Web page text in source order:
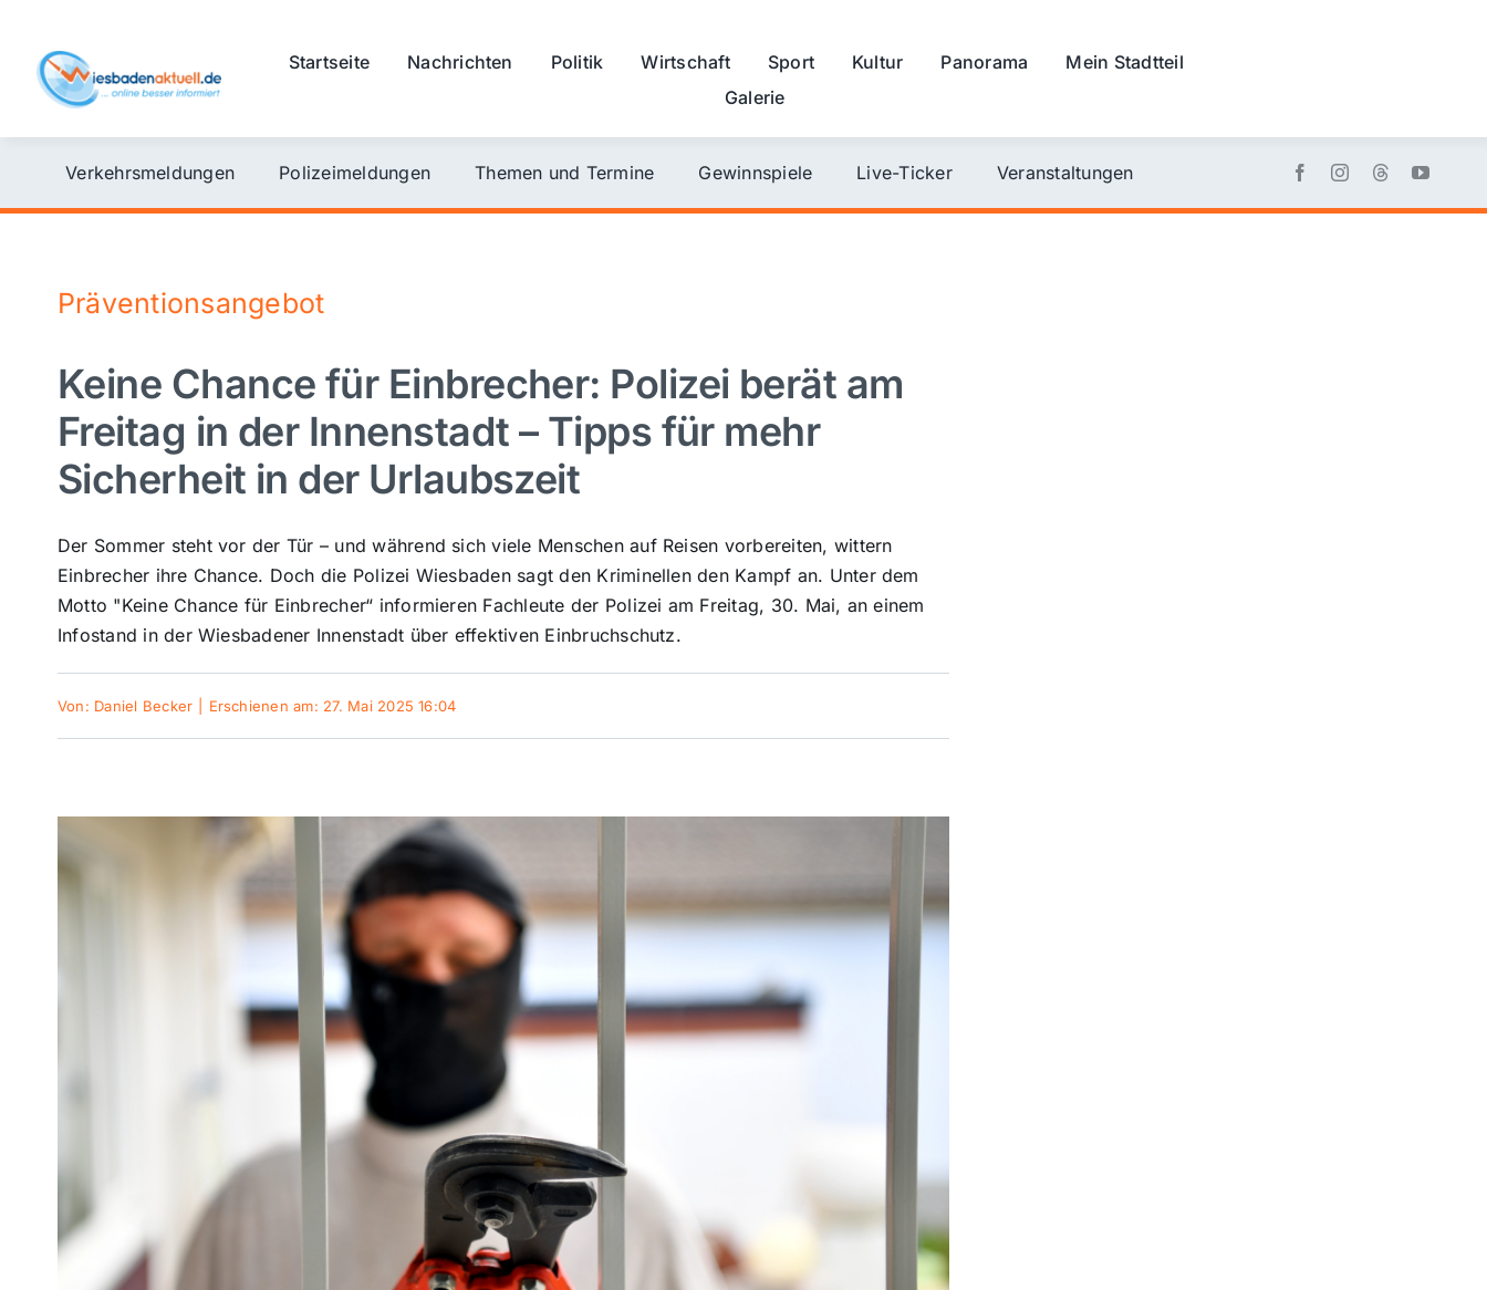
content
Startseite Nachrichten Politik Wirtschaft Sport Kultur Panorama
Mein Stadtteil
Galerie
Verkehrsmeldungen Polizeimeldungen Themen und Termine Gewinnspiele Live-Ticker Veranstaltungen
Präventionsangebot
Keine Chance für Einbrecher: Polizei berät am
Freitag in der Innenstadt – Tipps für mehr
Sicherheit in der Urlaubszeit
Der Sommer steht vor der Tür – und während sich viele Menschen auf Reisen vorbereiten, wittern
Einbrecher ihre Chance. Doch die Polizei Wiesbaden sagt den Kriminellen den Kampf an. Unter dem
Motto "Keine Chance für Einbrecher“ informieren Fachleute der Polizei am Freitag, 30. Mai, an einem
Infostand in der Wiesbadener Innenstadt über effektiven Einbruchschutz.
Von: Daniel Becker Erschienen am: 27. Mai 2025 16:04